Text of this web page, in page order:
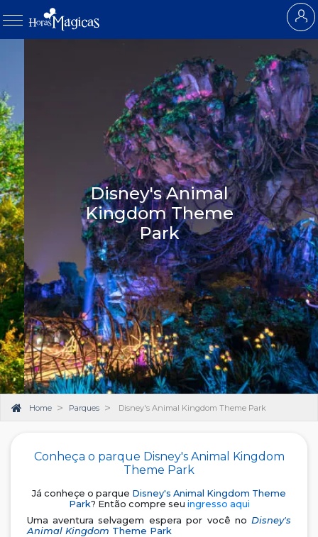
Disney's Animal
Kingdom Theme
Park
Home Parques Disney's Animal Kingdom Theme Park
Conheça o parque Disney's Animal Kingdom
Theme Park
Já conheçe o parque Disney's Animal Kingdom Theme
Park? Então compre seu ingresso aqui
Uma aventura selvagem espera por você no Disney's
Animal Kingdom Theme Park